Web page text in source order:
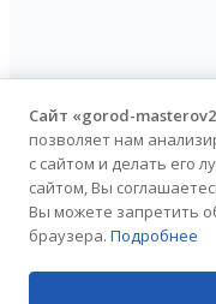
© Город
Мастеров, 2026.
Продвижение
Сайт «gorod-
позволяет нам
с сайтом и делать его
сайтом, Вы
Вы можете запретить
браузера. Подробнее